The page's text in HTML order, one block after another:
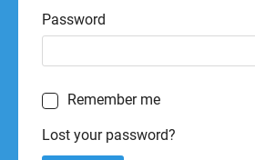
Password
Remember me
Lost your password?